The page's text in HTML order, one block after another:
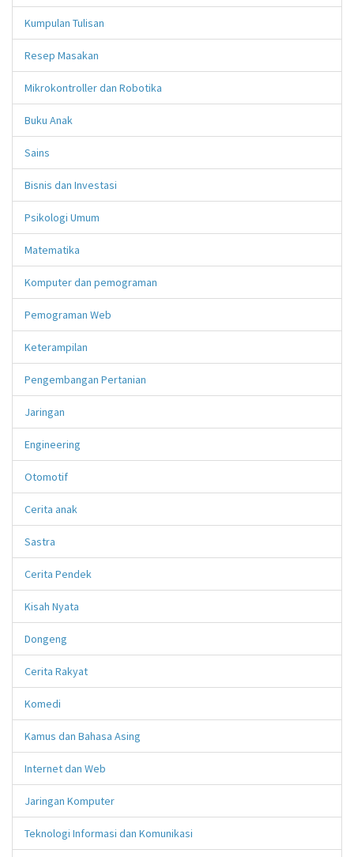
Kumpulan Tulisan
Resep Masakan
Mikrokontroller dan Robotika
Buku Anak
Sains
Bisnis dan Investasi
Psikologi Umum
Matematika
Komputer dan pemograman
Pemograman Web
Keterampilan
Pengembangan Pertanian
Jaringan
Engineering
Otomotif
Cerita anak
Sastra
Cerita Pendek
Kisah Nyata
Dongeng
Cerita Rakyat
Komedi
Kamus dan Bahasa Asing
Internet dan Web
Jaringan Komputer
Teknologi Informasi dan Komunikasi